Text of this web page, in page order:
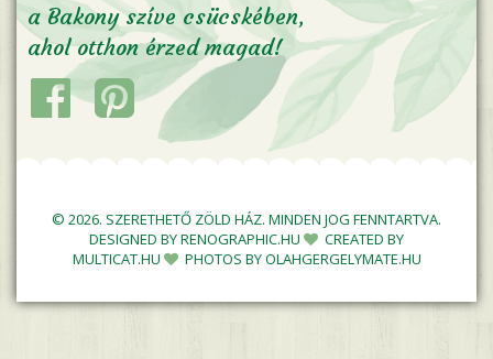
a Bakony szíve csücskében,
ahol otthon érzed magad!
© 2026. SZERETHETŐ ZÖLD HÁZ. MINDEN JOG FENNTARTVA.
DESIGNED BYRENOGRAPHIC.HU
CREATED BY
MULTICAT.HU
PHOTOS BYOLAHGERGELYMATE.HU